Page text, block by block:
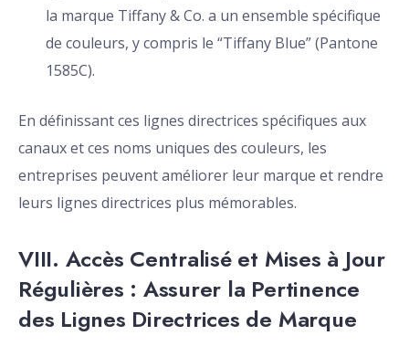
la marque Tiffany & Co. a un ensemble spécifique
de couleurs, y compris le “Tiffany Blue” (Pantone
1585C).
En définissant ces lignes directrices spécifiques aux
canaux et ces noms uniques des couleurs, les
entreprises peuvent améliorer leur marque et rendre
leurs lignes directrices plus mémorables.
VIII. Accès Centralisé et Mises à Jour
Régulières : Assurer la Pertinence
des Lignes Directrices de Marque